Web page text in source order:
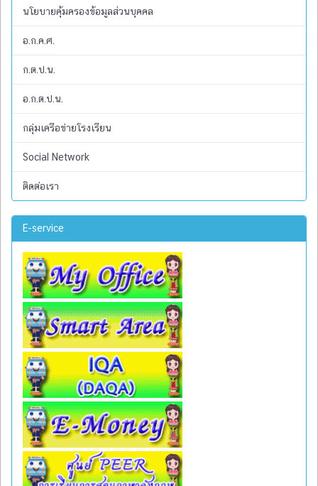
นโยบายคุ้มครองข้อมูลส่วนบุคคล
อ.ก.ค.ศ.
ก.ต.ป.น.
อ.ก.ต.ป.น.
กลุ่มเครือข่ายโรงเรียน
Social Network
ติดต่อเรา
E-service